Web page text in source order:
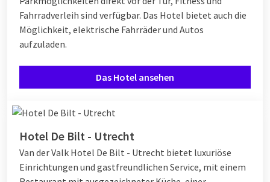
Fahrradverleih sind verfügbar. Das Hotel bietet auch die
Möglichkeit, elektrische Fahrräder und Autos
aufzuladen.
Das Hotel ansehen
Hotel De Bilt - Utrecht
Van der Valk Hotel De Bilt - Utrecht bietet luxuriöse
Einrichtungen und gastfreundlichen Service, mit einem